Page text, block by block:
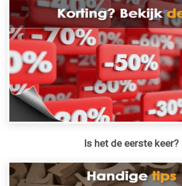
Is het de eerste keer?